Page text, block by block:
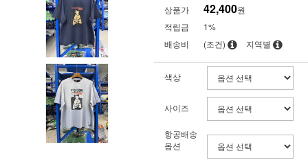
상품가
42,400원
적립금
1%
배송비
(조건) 지역별
색상
사이즈
항공배송
옵션